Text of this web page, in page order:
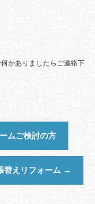
かありましたらご連絡下
ムご検討の方
替えリフォーム →